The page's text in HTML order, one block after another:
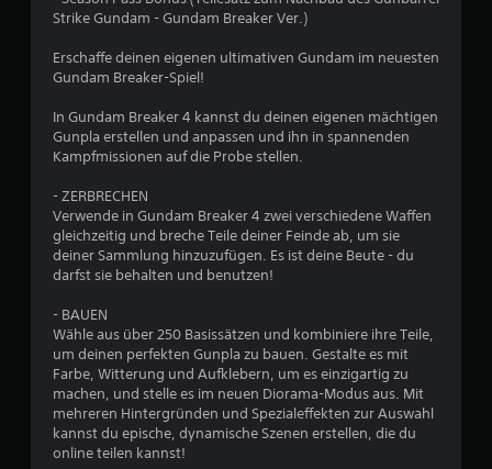
e
t
u
g
:
4
.
Strike Gundam - Gundam Breaker Ver.)
Erschaffe deinen eigenen ultimativen Gundam im neuesten
Gundam Breaker-Spiel!
In Gundam Breaker 4 kannst du deinen eigenen mächtigen
Gunpla erstellen und anpassen und ihn in spannenden
Kampfmissionen auf die Probe stellen.
- ZERBRECHEN
Verwende in Gundam Breaker 4 zwei verschiedene Waffen
gleichzeitig und breche Teile deiner Feinde ab, um sie
deiner Sammlung hinzuzufügen. Es ist deine Beute - du
darfst sie behalten und benutzen!
- BAUEN
Wähle aus über 250 Basissätzen und kombiniere ihre Teile,
um deinen perfekten Gunpla zu bauen. Gestalte es mit
Farbe, Witterung und Aufklebern, um es einzigartig zu
machen, und stelle es im neuen Diorama-Modus aus. Mit
mehreren Hintergründen und Spezialeffekten zur Auswahl
kannst du epische, dynamische Szenen erstellen, die du
online teilen kannst!